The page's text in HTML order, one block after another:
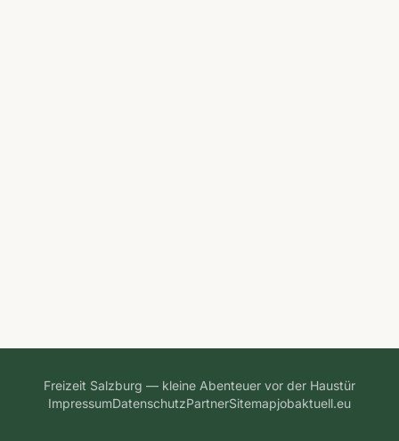
Freizeit Salzburg — kleine Abenteuer vor der Haustür
ImpressumDatenschutzPartnerSitemapjobaktuell.eu